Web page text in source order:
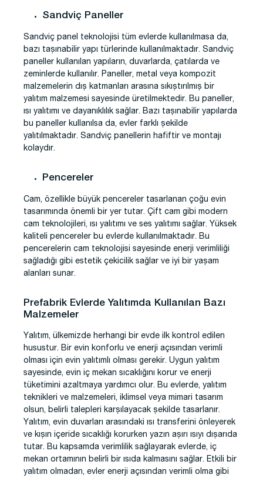
Sandviç Paneller
Sandviç panel teknolojisi tüm evlerde kullanılmasa da,
bazı taşınabilir yapı türlerinde kullanılmaktadır. Sandviç
paneller kullanılan yapıların, duvarlarda, çatılarda ve
zeminlerde kullanılır. Paneller, metal veya kompozit
malzemelerin dış katmanları arasına sıkıştırılmış bir
yalıtım malzemesi sayesinde üretilmektedir. Bu paneller,
ısı yalıtımı ve dayanıklılık sağlar. Bazı taşınabilir yapılarda
bu paneller kullanılsa da, evler farklı şekilde
yalıtılmaktadır. Sandviç panellerin hafiftir ve montajı
kolaydır.
Pencereler
Cam, özellikle büyük pencereler tasarlanan çoğu evin
tasarımında önemli bir yer tutar. Çift cam gibi modern
cam teknolojileri, ısı yalıtımı ve ses yalıtımı sağlar. Yüksek
kaliteli pencereler bu evlerde kullanılmaktadır. Bu
pencerelerin cam teknolojisi sayesinde enerji verimliliği
sağladığı gibi estetik çekicilik sağlar ve iyi bir yaşam
alanları sunar.
Prefabrik Evlerde Yalıtımda Kullanılan Bazı
Malzemeler
Yalıtım, ülkemizde herhangi bir evde ilk kontrol edilen
husustur. Bir evin konforlu ve enerji açısından verimli
olması için evin yalıtımlı olması gerekir. Uygun yalıtım
sayesinde, evin iç mekan sıcaklığını korur ve enerji
tüketimini azaltmaya yardımcı olur. Bu evlerde, yalıtım
teknikleri ve malzemeleri, iklimsel veya mimari tasarım
olsun, belirli talepleri karşılayacak şekilde tasarlanır.
Yalıtım, evin duvarları arasındaki ısı transferini önleyerek
ve kışın içeride sıcaklığı korurken yazın aşırı ısıyı dışarıda
tutar. Bu kapsamda verimlilik sağlayarak evlerde, iç
mekan ortamının belirli bir ısıda kalmasını sağlar. Etkili bir
yalıtım olmadan, evler enerji açısından verimli olma gibi